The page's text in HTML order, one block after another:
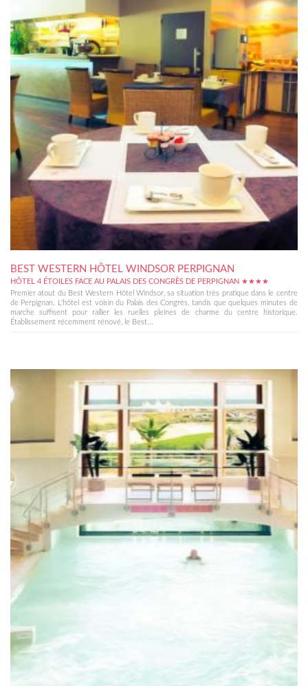
BEST WESTERN HÔTEL WINDSOR PERPIGNAN
HÔTEL 4 ÉTOILES FACE AU PALAIS DES CONGRÈS DE PERPIGNAN ★★★★
Premier atout du Best Western Hôtel Windsor, sa situation très pratique dans le centre
de Perpignan. L'hôtel est voisin du Palais des Congrès, tandis que quelques minutes de
marche suffisent pour rallier les ruelles pleines de charme du centre historique.
Établissement récemment rénové, le Best...